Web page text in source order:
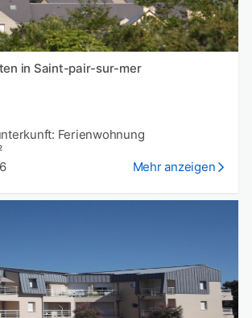
in Saint-pair-sur-mer
Ferienwohnung
Mehr anzeigen